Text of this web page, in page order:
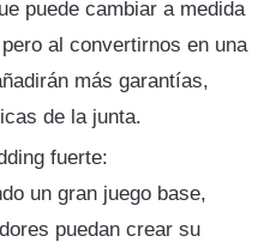
puede cambiar a medida
al convertirnos en una
más garantías,
de la junta.
fuerte:
un gran juego base,
puedan crear su